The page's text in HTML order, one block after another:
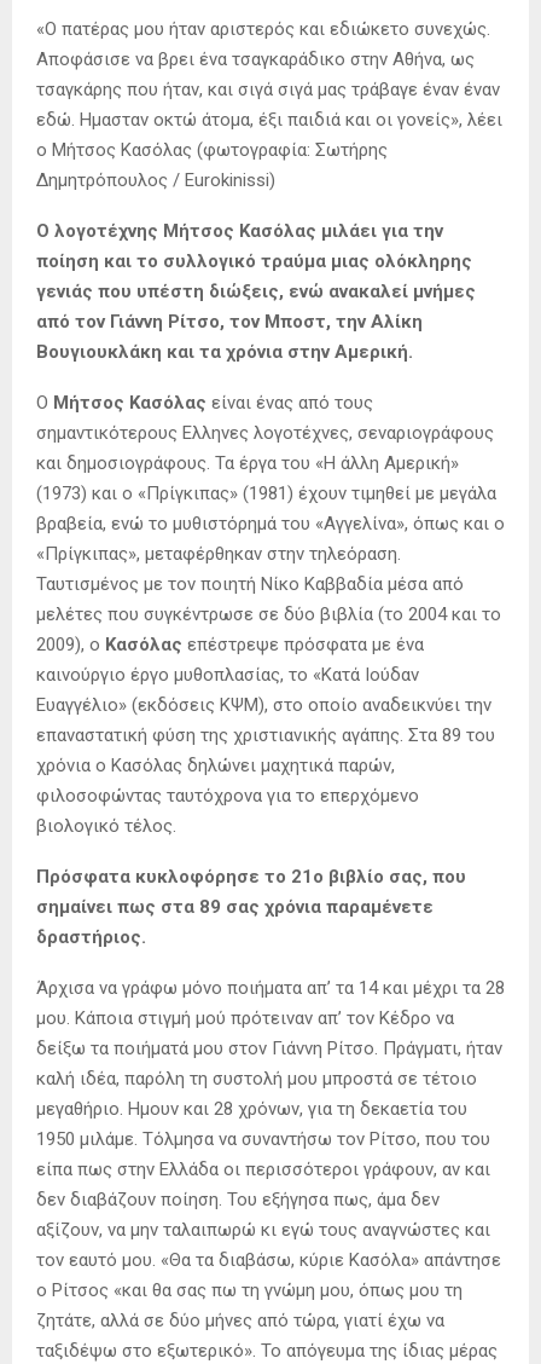
«Ο πατέρας μου ήταν αριστερός και εδιώκετο συνεχώς.
Αποφάσισε να βρει ένα τσαγκαράδικο στην Αθήνα, ως
τσαγκάρης που ήταν, και σιγά σιγά μας τράβαγε έναν έναν
εδώ. Ημασταν οκτώ άτομα, έξι παιδιά και οι γονείς», λέει
ο Μήτσος Κασόλας (φωτογραφία: Σωτήρης
Δημητρόπουλος / Eurokinissi)
Ο λογοτέχνης Μήτσος Κασόλας μιλάει για την
ποίηση και το συλλογικό τραύμα μιας ολόκληρης
γενιάς που υπέστη διώξεις, ενώ ανακαλεί μνήμες
από τον Γιάννη Ρίτσο, τον Μποστ, την Αλίκη
Βουγιουκλάκη και τα χρόνια στην Αμερική.
Ο Μήτσος Κασόλας είναι ένας από τους
σημαντικότερους Ελληνες λογοτέχνες, σεναριογράφους
και δημοσιογράφους. Τα έργα του «Η άλλη Αμερική»
(1973) και ο «Πρίγκιπας» (1981) έχουν τιμηθεί με μεγάλα
βραβεία, ενώ το μυθιστόρημά του «Αγγελίνα», όπως και ο
«Πρίγκιπας», μεταφέρθηκαν στην τηλεόραση.
Ταυτισμένος με τον ποιητή Νίκο Καββαδία μέσα από
μελέτες που συγκέντρωσε σε δύο βιβλία (το 2004 και το
2009), ο Κασόλας επέστρεψε πρόσφατα με ένα
καινούργιο έργο μυθοπλασίας, το «Κατά Ιούδαν
Ευαγγέλιο» (εκδόσεις ΚΨΜ), στο οποίο αναδεικνύει την
επαναστατική φύση της χριστιανικής αγάπης. Στα 89 του
χρόνια ο Κασόλας δηλώνει μαχητικά παρών,
φιλοσοφώντας ταυτόχρονα για το επερχόμενο
βιολογικό τέλος.
Πρόσφατα κυκλοφόρησε το 21ο βιβλίο σας, που
σημαίνει πως στα 89 σας χρόνια παραμένετε
δραστήριος.
Άρχισα να γράφω μόνο ποιήματα απ’ τα 14 και μέχρι τα 28
μου. Κάποια στιγμή μού πρότειναν απ’ τον Κέδρο να
δείξω τα ποιήματά μου στον Γιάννη Ρίτσο. Πράγματι, ήταν
καλή ιδέα, παρόλη τη συστολή μου μπροστά σε τέτοιο
μεγαθήριο. Ημουν και 28 χρόνων, για τη δεκαετία του
1950 μιλάμε. Τόλμησα να συναντήσω τον Ρίτσο, που του
είπα πως στην Ελλάδα οι περισσότεροι γράφουν, αν και
δεν διαβάζουν ποίηση. Του εξήγησα πως, άμα δεν
αξίζουν, να μην ταλαιπωρώ κι εγώ τους αναγνώστες και
τον εαυτό μου. «Θα τα διαβάσω, κύριε Κασόλα» απάντησε
ο Ρίτσος «και θα σας πω τη γνώμη μου, όπως μου τη
ζητάτε, αλλά σε δύο μήνες από τώρα, γιατί έχω να
ταξιδέψω στο εξωτερικό». Το απόγευμα της ίδιας μέρας